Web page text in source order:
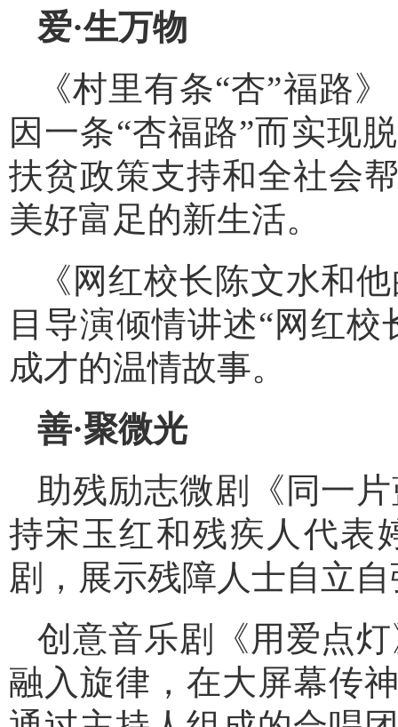
爱·生万物
《村里有条“杏”福路
因一条“杏福路”而实现
扶贫政策支持和全社会
美好富足的新生活。
《网红校长陈文水和
目导演倾情讲述“网红
成才的温情故事。
善·聚微光
助残励志微剧《同一
持宋玉红和残疾人代表
剧，展示残障人士自立
创意音乐剧《用爱点
融入旋律，在大屏幕传